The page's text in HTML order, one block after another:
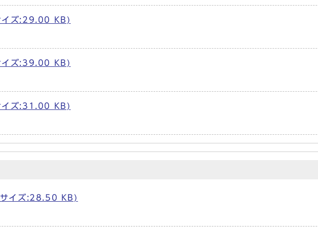
イズ:29.00 KB)
イズ:39.00 KB)
イズ:31.00 KB)
イズ:28.50 KB)